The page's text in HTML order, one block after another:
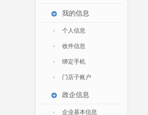
清洁服务
我的信息
个人信息
收件信息
绑定手机
门店子账户
政企信息
企业基本信息